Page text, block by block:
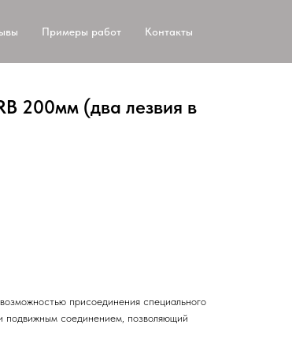
Примеры работ Контакты
200мм (два лезвия в
присоединения специального
подвижным соединением, позволяющий